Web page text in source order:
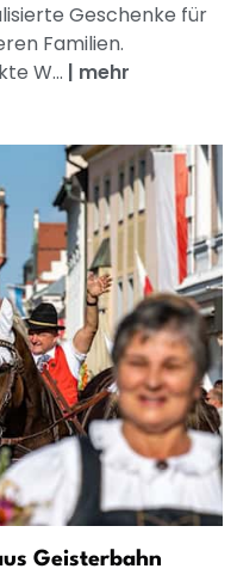
Geschenke für
Familien.
W... | mehr
Geisterbahn